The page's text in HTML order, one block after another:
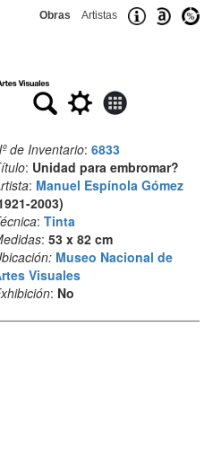
Obras Artistas
de Inventario: 6833
: Unidad para embromar?
: Manuel Espínola Gómez
2003)
: Tinta
: 53 x 82 cm
Museo Nacional de
Visuales
: No